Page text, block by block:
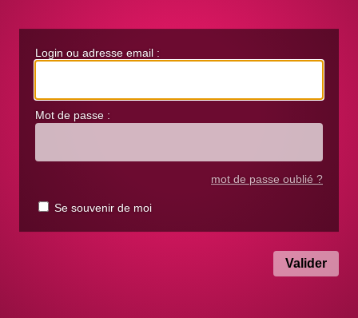
Login ou adresse email :
Mot de passe :
mot de passe oublié ?
Se souvenir de moi